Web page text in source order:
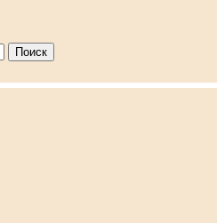
Поиск